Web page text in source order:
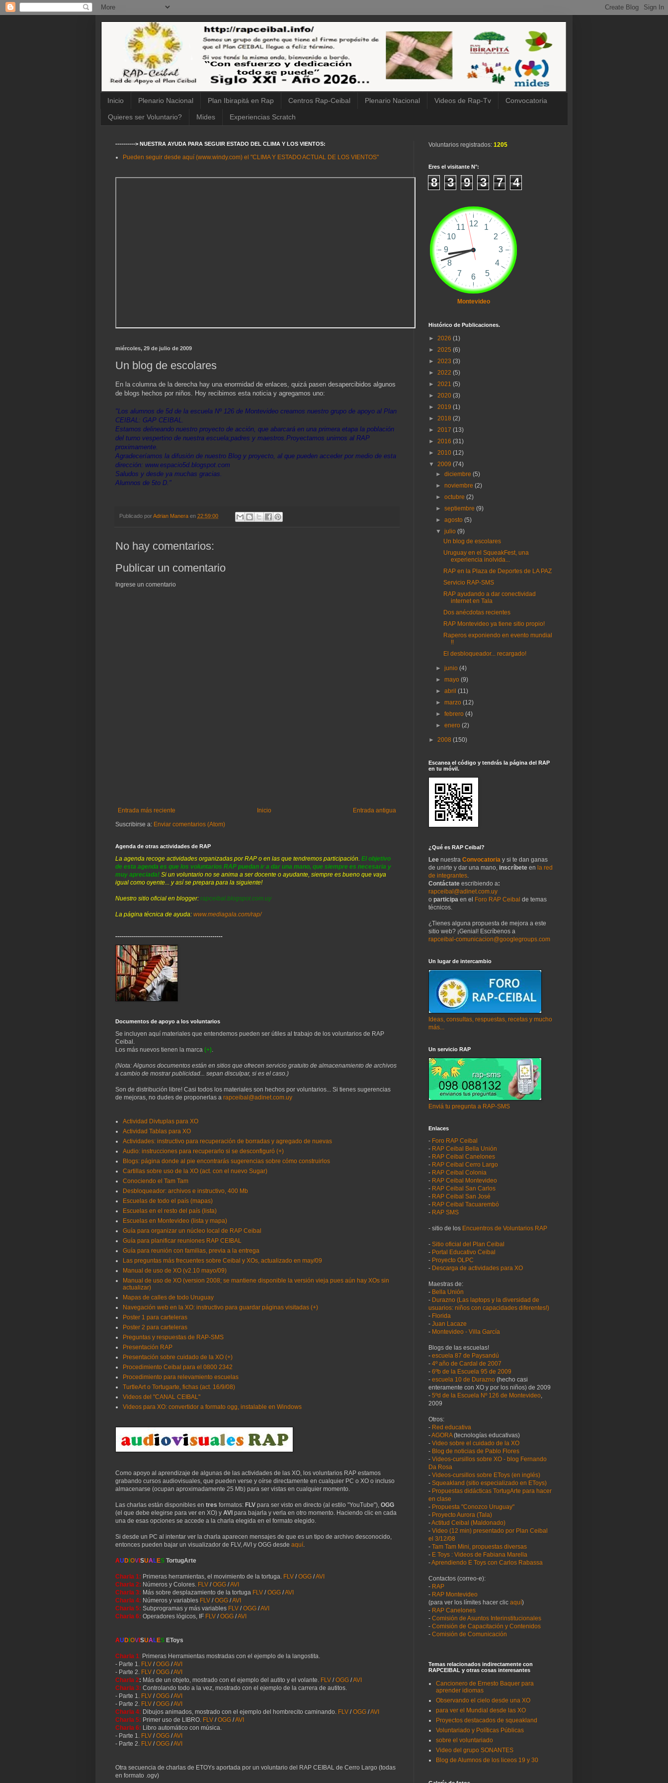
Inicio Plenario Nacional Plan Ibirapitá en Rap Centros Rap-Ceibal Plenario Nacional Videos de Rap-Tv Convocatoria
Quieres ser Voluntario? Mides Experiencias Scratch
----------> NUESTRA AYUDA PARA SEGUIR ESTADO DEL CLIMA Y LOS VIENTOS:
Pueden seguir desde aquí (www.windy.com) el "CLIMA Y ESTADO ACTUAL DE LOS VIENTOS"
miércoles, 29 de julio de 2009
Un blog de escolares
En la columna de la derecha hay una enormidad de enlaces, quizá pasen desapercibidos algunos
de blogs hechos por niños. Hoy recibimos esta noticia y agregamos uno:
"Los alumnos de 5d de la escuela Nº 126 de Montevideo creamos nuestro grupo de apoyo al Plan
CEIBAL: GAP CEIBAL.
Estamos delineando nuestro proyecto de acción, que abarcará en una primera etapa la población
del turno vespertino de nuestra escuela;padres y maestros.Proyectamos unirnos al RAP
proximamente.
Agradeceríamos la difusión de nuestro Blog y proyecto, al que pueden acceder por medio de esta
dirección: www.espacio5d.blogspot.com
Saludos y desde ya muchas gracias.
Alumnos de 5to D."
Publicado porAdrian Manera en 22:59:00
No hay comentarios:
Publicar un comentario
Ingrese un comentario
Entrada más reciente Entrada antigua
Inicio
Suscribirse a: Enviar comentarios (Atom)
Agenda de otras actividades de RAP
La agenda recoge actividades organizadas por RAP o en las que tendremos participación. El objetivo
de esta agenda es que los voluntarios RAP puedan ir a dar una mano, que siempre es necesaria y
muy apreciada! Si un voluntario no se anima a ser docente o ayudante, siempre es bueno que vaya
igual como oyente... y así se prepara para la siguiente!
Nuestro sitio oficial en blogger: rapceibal.blogspot.com.uy
La página técnica de ayuda: www.mediagala.com/rap/
------------------------------------------------------
Documentos de apoyo a los voluntarios
Se incluyen aquí materiales que entendemos pueden ser útiles al trabajo de los voluntarios de RAP
Ceibal.
Los más nuevos tienen la marca (+)
(Nota: Algunos documentos están en sitios que ofrecen servicio gratuito de almacenamiento de archivos
a cambio de mostrar publicidad... sepan disculpar, si es el caso.)
Son de distribución libre! Casi todos los materiales son hechos por voluntarios... Si tienes sugerencias
de mejoras, no dudes de proponerlas a rapceibal@adinet.com.uy
Actividad Divtuplas para XO
Actividad Tablas para XO
Actividades: instructivo para recuperación de borradas y agregado de nuevas
Audio: instrucciones para recuperarlo si se desconfiguró (+)
Blogs: página donde al pie encontrarás sugerencias sobre cómo construirlos
Cartillas sobre uso de la XO (act. con el nuevo Sugar)
Conociendo el Tam Tam
Desbloqueador: archivos e instructivo, 400 Mb
Escuelas de todo el país (mapas)
Escuelas en el resto del país (lista)
Escuelas en Montevideo (lista y mapa)
Guía para organizar un núcleo local de RAP Ceibal
Guía para planificar reuniones RAP CEIBAL
Guía para reunión con familias, previa a la entrega
Las preguntas más frecuentes sobre Ceibal y XOs, actualizado en may/09
Manual de uso de XO (v2.10 mayo/09)
Manual de uso de XO (version 2008; se mantiene disponible la versión vieja pues aún hay XOs sin
actualizar)
Mapas de calles de todo Uruguay
Navegación web en la XO: instructivo para guardar páginas visitadas (+)
Poster 1 para carteleras
Poster 2 para carteleras
Preguntas y respuestas de RAP-SMS
Presentación RAP
Presentación sobre cuidado de la XO (+)
Procedimiento Ceibal para el 0800 2342
Procedimiento para relevamiento escuelas
TurtleArt o Tortugarte, fichas (act. 16/9/08)
Videos del "CANAL CEIBAL"
Videos para XO: convertidor a formato ogg, instalable en Windows
Como apoyo al aprendizaje de algunas de las actividades de las XO, los voluntarios RAP estamos
grabando cursos audiovisuales, que pueden verse y oírse directamente en cualquier PC o XO o incluso
almacenarse (ocupan aproximadamente 25 Mb) para ser vistas en cualquier momento.
Las charlas están disponibles en tres formatos: FLV para ser visto en directo (al estilo "YouTube") OGG
(el que debe elegirse para ver en XO) y AVI para bajarla y verla en otro momento. Haciendo clic en cada
una de esas opciones se accede a la charla elegida en el formato elegido.
Si desde un PC al intentar ver la charla aparecen mensajes de que es un tipo de archivo desconocido,
entonces pueden bajar un visualizador de FLV, AVI y OGG desde aquí
AUDIOVISUALES TortugArte
Charla 1: Primeras herramientas, el movimiento de la tortuga. FLV /OGG /AVI
Charla 2: Números y Colores. FLV /OGG /AVI
Charla 3: Más sobre desplazamiento de la tortuga FLV /OGG /AVI
Charla 4: Números y variables FLV /OGG /AVI
Charla 5: Subprogramas y más variables FLV /OGG /AVI
Charla 6: Operadores lógicos, IF FLV /OGG /AVI
AUDIOVISUALES EToys
Charla 1: Primeras Herramientas mostradas con el ejemplo de la langostita.
- Parte 1. FLV /OGG /AVI
- Parte 2. FLV /OGG /AVI
Charla 2: Más de un objeto, mostrado con el ejemplo del autito y el volante. FLV /OGG /AVI
Charla 3: Controlando todo a la vez, mostrado con el ejemplo de la carrera de autitos.
- Parte 1. FLV /OGG /AVI
- Parte 2. FLV /OGG /AVI
Charla 4: Dibujos animados, mostrado con el ejemplo del hombrecito caminando. FLV /OGG /AVI
Charla 5: Primer uso de LIBRO. FLV /OGG /AVI
Charla 6: Libro automático con música.
- Parte 1. FLV /OGG /AVI
- Parte 2. FLV /OGG /AVI
Otra secuencia de charlas de ETOYs aportada por un voluntario del RAP CEIBAL de Cerro Largo (todas
en formato .ogv)
Voluntarios registrados: 1205
Eres el visitante N°:
8 3 9 3 7 4
Montevideo
Histórico de Publicaciones.
► 2026 (1)
► 2025 (6)
► 2023 (3)
► 2022 (5)
► 2021 (5)
► 2020 (3)
► 2019 (1)
► 2018 (2)
► 2017 (13)
► 2016 (31)
► 2010 (12)
▼ 2009 (74)
►diciembre(5)
►noviembre(2)
►octubre(2)
►septiembre(9)
►agosto(5)
▼julio(9)
Un blog de escolares
Uruguay en el SqueakFest, una
experiencia inolvida...
RAP en la Plaza de Deportes de LA PAZ
Servicio RAP-SMS
RAP ayudando a dar conectividad
internet en Tala
Dos anécdotas recientes
RAP Montevideo ya tiene sitio propio!
Raperos exponiendo en evento mundial
!!
El desbloqueador... recargado!
►junio(4)
►mayo(9)
►abril(11)
►marzo(12)
►febrero(4)
►enero(2)
► 2008 (150)
Escanea el código y tendrás la página del RAP
en tu móvil.
¿Qué es RAP Ceibal?
Lee nuestra Convocatoria y si te dan ganas
de unirte y dar una mano, inscríbete en la red
de integrantes
Contáctate escribiendo a:
rapceibal@adinet.com.uy
o participa en el Foro RAP Ceibal de temas
técnicos.
¿Tienes alguna propuesta de mejora a este
sitio web? ¡Genial! Escríbenos a
rapceibal-comunicacion@googlegroups.com
Un lugar de intercambio
Ideas, consultas, respuestas, recetas y mucho
más...
Un servicio RAP
Enviá tu pregunta a RAP-SMS
Enlaces
- Foro RAP Ceibal
- RAP Ceibal Bella Unión
- RAP Ceibal Canelones
- RAP Ceibal Cerro Largo
- RAP Ceibal Colonia
- RAP Ceibal Montevideo
- RAP Ceibal San Carlos
- RAP Ceibal San José
- RAP Ceibal Tacuarembó
- RAP SMS
- sitio de los Encuentros de Voluntarios RAP
- Sitio oficial del Plan Ceibal
- Portal Educativo Ceibal
- Proyecto OLPC
- Descarga de actividades para XO
Maestras de:
- Bella Unión
- Durazno (Las laptops y la diversidad de
usuarios: niños con capacidades diferentes!)
- Florida
- Juan Lacaze
- Montevideo - Villa García
Blogs de las escuelas!
- escuela 87 de Paysandú
- 4º año de Cardal de 2007
- 6ºb de la Escuela 95 de 2009
- escuela 10 de Durazno (hecho casi
enteramente con XO y por los niños) de 2009
- 5ºd de la Escuela Nº 126 de Montevideo
2009
Otros:
- Red educativa
-AGORA(tecnologías educativas)
- Video sobre el cuidado de la XO
- Blog de noticias de Pablo Flores
- Videos-cursillos sobre XO - blog Fernando
Da Rosa
- Videos-cursillos sobre EToys (en inglés)
- Squeakland (sitio especializado en EToys)
- Propuestas didácticas TortugArte para hacer
en clase
- Propuesta "Conozco Uruguay"
- Proyecto Aurora (Tala)
-Actitud Ceibal (Maldonado)
- Video (12 min) presentado por Plan Ceibal
el 3/12/08
- Tam Tam Mini, propuestas diversas
- E Toys : Videos de Fabiana Marella
-Aprendiendo E Toys con Carlos Rabassa
Contactos (correo-e):
- RAP
- RAP Montevideo
(para ver los límites hacer clic aquí)
- RAP Canelones
- Comisión de Asuntos Interinstitucionales
- Comisión de Capacitación y Contenidos
- Comisión de Comunicación
Temas relacionados indirectamente con
RAPCEIBAL y otras cosas interesantes
Cancionero de Ernesto Baquer para
aprender idiomas
Observando el cielo desde una XO
para ver el Mundial desde las XO
Proyectos destacados de squeakland
Voluntariado y Políticas Públicas
sobre el voluntariado
Video del grupo SONANTES
Blog de Alumnos de los liceos 19 y 30